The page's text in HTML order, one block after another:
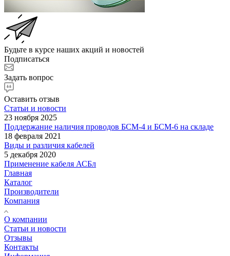
Будьте в курсе наших акций и новостей
Подписаться
Задать вопрос
Оставить отзыв
Статьи и новости
23 ноября 2025
Поддержание наличия проводов БСМ-4 и БСМ-6 на складе
18 февраля 2021
Виды и различия кабелей
5 декабря 2020
Применение кабеля АСБл
Главная
Каталог
Производители
Компания
О компании
Статьи и новости
Отзывы
Контакты